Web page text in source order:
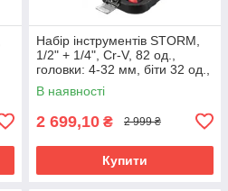
Набір інструментів STORM,
1/2" + 1/4", Cr-V, 82 од.,
головки: 4-32 мм, біти 32 од.,
ключі: 8-22 мм, кейс
INTERTOOL ET-8082
В наявності
2 699,10 ₴ 2 999 ₴
Купити